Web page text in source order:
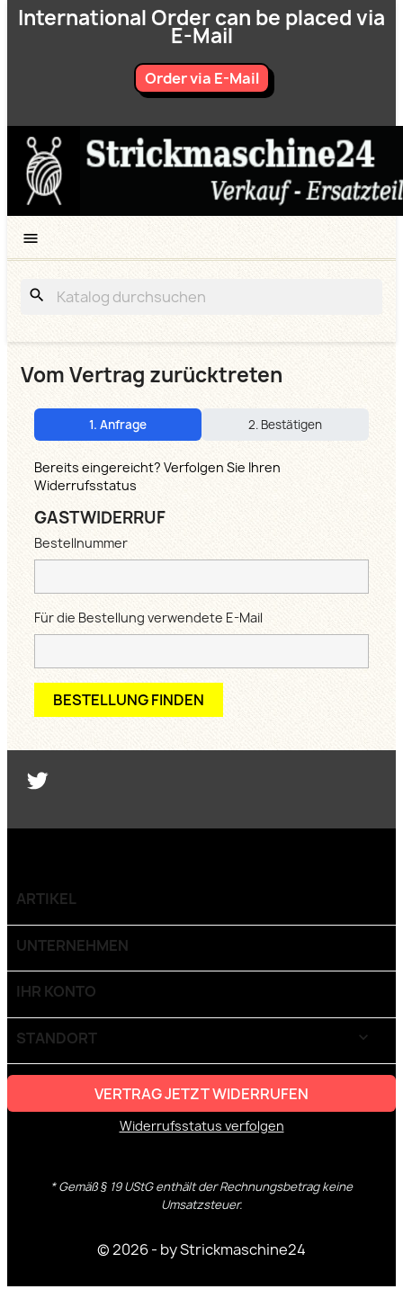
International Order can be placed via
E-Mail
Order via E-Mail

search
Vom Vertrag zurücktreten
1. Anfrage 2. Bestätigen
Bereits eingereicht? Verfolgen Sie Ihren
Widerrufsstatus
GASTWIDERRUF
Bestellnummer
Für die Bestellung verwendete E-Mail
BESTELLUNG FINDEN
ARTIKEL
UNTERNEHMEN
IHR KONTO
STANDORT keyboard_arrow_down
VERTRAG JETZT WIDERRUFEN
Widerrufsstatus verfolgen
* Gemäß § 19 UStG enthält der Rechnungsbetrag keine
Umsatzsteuer.
© 2026 - by Strickmaschine24